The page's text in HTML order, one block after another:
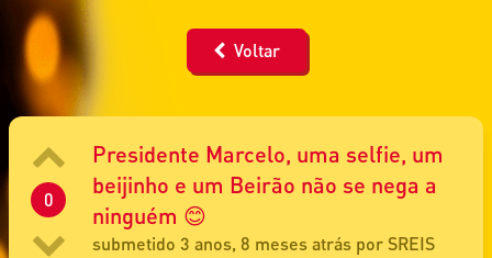
Voltar
0
Presidente Marcelo, uma selfie, um
beijinho e um Beirão não se nega a
ninguém 😊
submetido 3 anos, 8 meses atrás por SREIS